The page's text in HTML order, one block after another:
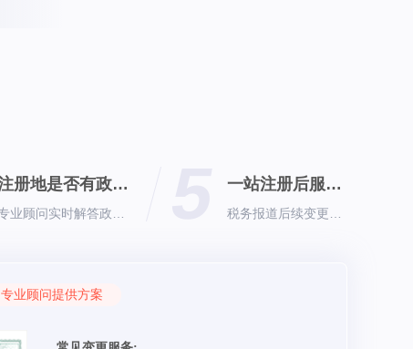
注册地是否有政策享受 一站注册后服务支持
专业顾问提供方案